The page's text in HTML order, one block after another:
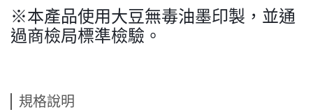
※本產品使用大豆無毒油墨印製，並通
過商檢局標準檢驗。
規格說明